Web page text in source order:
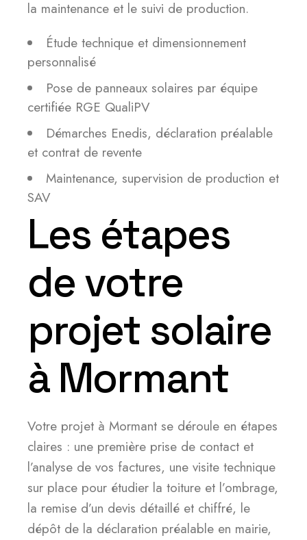
la maintenance et le suivi de production.
Étude technique et dimensionnement
personnalisé
Pose de panneaux solaires par équipe
certifiée RGE QualiPV
Démarches Enedis, déclaration préalable
et contrat de revente
Maintenance, supervision de production et
SAV
Les étapes
de votre
projet solaire
à Mormant
Votre projet à Mormant se déroule en étapes
claires : une première prise de contact et
l’analyse de vos factures, une visite technique
sur place pour étudier la toiture et l’ombrage,
la remise d’un devis détaillé et chiffré, le
dépôt de la déclaration préalable en mairie,